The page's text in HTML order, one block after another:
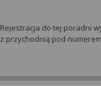
Rejestracja do tej poradni
z przychodnią pod